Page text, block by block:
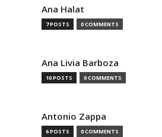
Ana Halat
7 POSTS 0 COMMENTS
Ana Livia Barboza
10 POSTS 0 COMMENTS
Antonio Zappa
6 POSTS 0 COMMENTS